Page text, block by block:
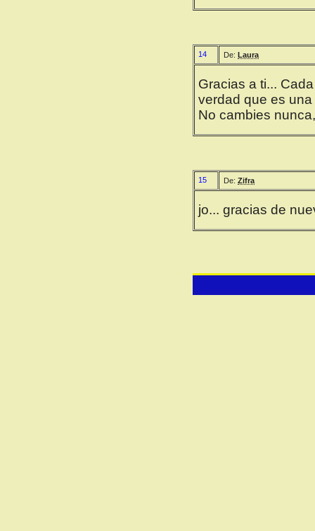
14 De: Laura
Gracias a ti...
verdad que es
No cambies
15 De: Zifra
jo... gracias de